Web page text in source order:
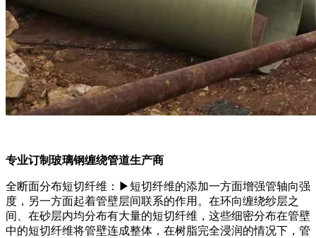
专业订制玻璃钢缠绕管道生产商
全断面分布短切纤维：▶短切纤维的添加一方面增强管轴向强
度，另一方面起着管壁层间联系的作用。在环向缠绕纱层之
间、在砂层内均分布有大量的短切纤维，这些细密分布在管壁
中的短切纤维将管壁连成整体，在树脂完全浸润的情况下，管